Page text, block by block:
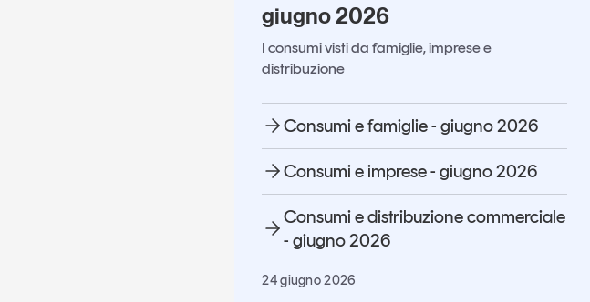
giugno 2026
I consumi visti da famiglie, imprese e
distribuzione
Consumi e famiglie - giugno 2026
Consumi e imprese - giugno 2026
Consumi e distribuzione commerciale
- giugno 2026
24 giugno 2026